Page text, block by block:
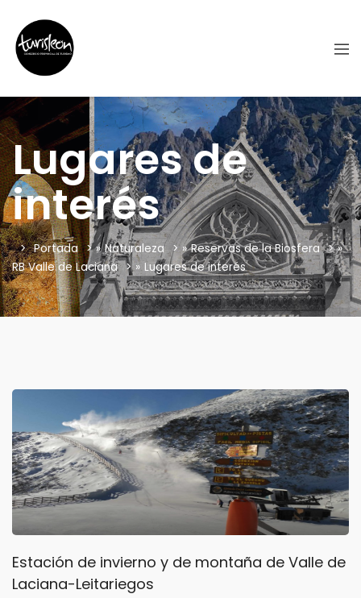
Lugares de
interés
Portada » Naturaleza » Reservas de la Biosfera
»
RB Valle de Laciana
» Lugares de interés
Estación de invierno y de montaña de Valle de
Laciana-Leitariegos